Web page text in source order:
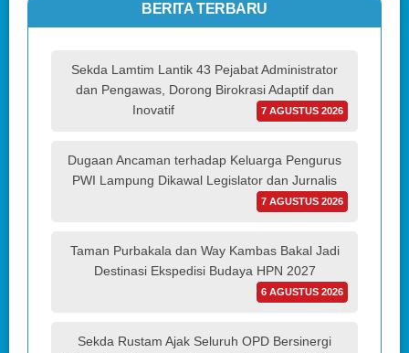
BERITA TERBARU
Sekda Lamtim Lantik 43 Pejabat Administrator
dan Pengawas, Dorong Birokrasi Adaptif dan
Inovatif
7 AGUSTUS 2026
Dugaan Ancaman terhadap Keluarga Pengurus
PWI Lampung Dikawal Legislator dan Jurnalis
7 AGUSTUS 2026
Taman Purbakala dan Way Kambas Bakal Jadi
Destinasi Ekspedisi Budaya HPN 2027
6 AGUSTUS 2026
Sekda Rustam Ajak Seluruh OPD Bersinergi